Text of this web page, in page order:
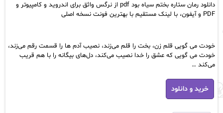
دانلود رمان ستاره بختم سیاه بود pdf از نرگس واثق برای اندروید و کامپیوتر و
PDF و آیفون، با لینک مستقیم با بهترین فونت نسخه اصلی
خودت می گویی قلم زن، بخت را قلم می‌زند، نصیب آدم ها را قسمت رقم می‌زند،
خودت می گویی که عشق را خدا نصیب می‌کند، دل‌های بیگانه را با هم قریب
می‌کند …
دانلود
pdf
رمان
خرید و دانلود